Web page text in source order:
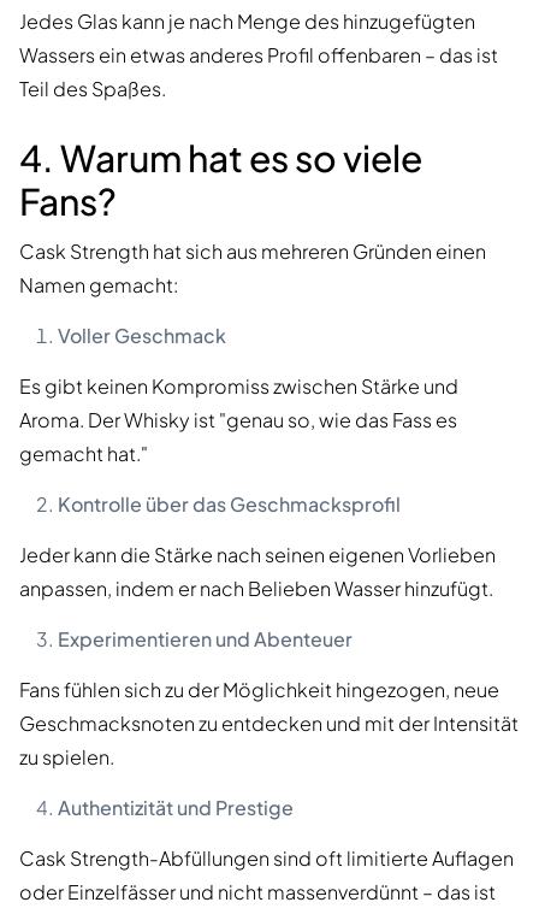
Jedes Glas kann je nach Menge des hinzugefügten
Wassers ein etwas anderes Profil offenbaren – das ist
Teil des Spaßes.
4. Warum hat es so viele
Fans?
Cask Strength hat sich aus mehreren Gründen einen
Namen gemacht:
Voller Geschmack
Es gibt keinen Kompromiss zwischen Stärke und
Aroma. Der Whisky ist "genau so, wie das Fass es
gemacht hat."
Kontrolle über das Geschmacksprofil
Jeder kann die Stärke nach seinen eigenen Vorlieben
anpassen, indem er nach Belieben Wasser hinzufügt.
Experimentieren und Abenteuer
Fans fühlen sich zu der Möglichkeit hingezogen, neue
Geschmacksnoten zu entdecken und mit der Intensität
zu spielen.
Authentizität und Prestige
Cask Strength-Abfüllungen sind oft limitierte Auflagen
oder Einzelfässer und nicht massenverdünnt – das ist